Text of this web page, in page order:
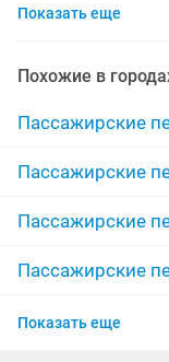
перевозки
аренда авто
перевозка
чунджа горячие
минивэн мест
пассажирские
Показать еще
Похожие в
Пассажирские
Пассажирские
Пассажирские
Пассажирские
Пассажирские
Показать еще